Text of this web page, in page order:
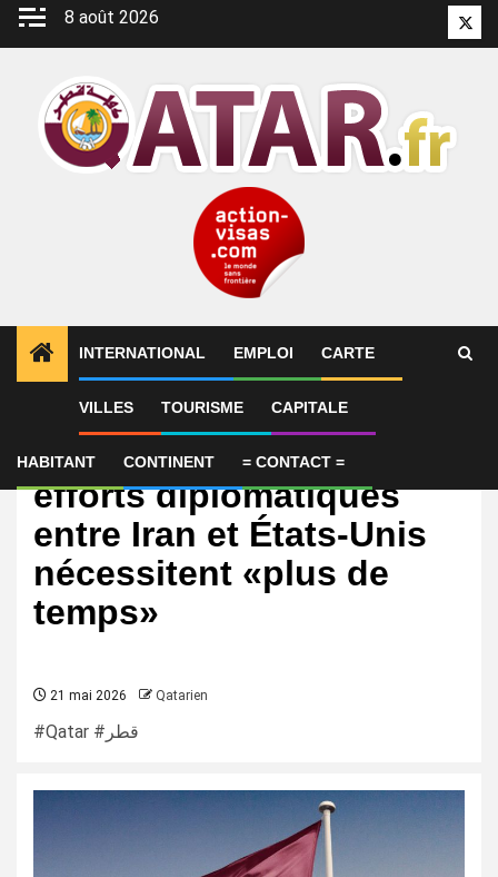
Aller
8 août 2026
INTERNATIONAL EMPLOI CARTE
VILLES TOURISME CAPITALE
HABITANT CONTINENT = CONTACT =
International
Le Qatar dit que les
efforts diplomatiques
entre Iran et États-Unis
nécessitent «plus de
temps»
21 mai 2026 Qatarien
#Qatar #قطر